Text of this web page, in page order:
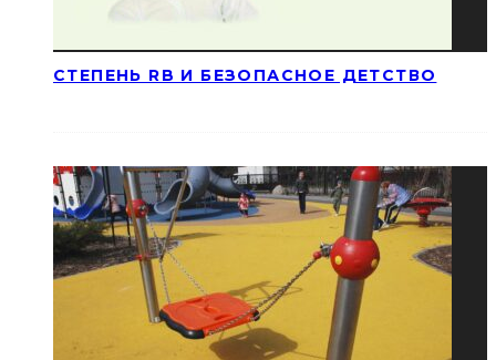
СТЕПЕНЬ RB И БЕЗОПАСНОЕ ДЕТСТВО